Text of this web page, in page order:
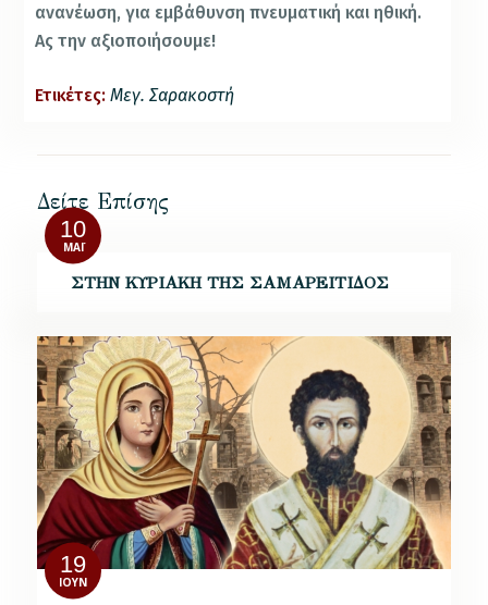
ανανέωση, για εμβάθυνση πνευματική και ηθική.
Ας την αξιοποιήσουμε!
Ετικέτες: Μεγ. Σαρακοστή
Δείτε Επίσης
10
ΜΆΙ
ΣΤΗΝ ΚΥΡΙΑΚΗ ΤΗΣ ΣΑΜΑΡΕΙΤΙΔΟΣ
19
ΙΟΎΝ